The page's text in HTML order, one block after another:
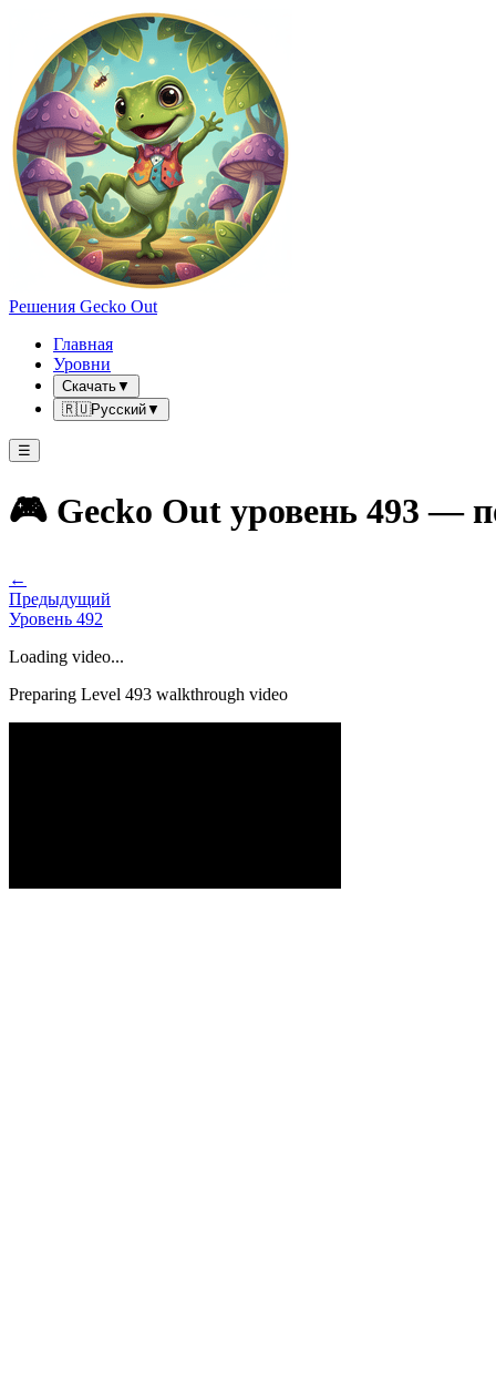
Решения Gecko Out
Главная
Уровни
Скачать▼
🇷🇺Русский▼
☰
🎮 Gecko Out уровень 493 —
←
Предыдущий
Уровень 492
Loading video...
Preparing Level 493 walkthrough video